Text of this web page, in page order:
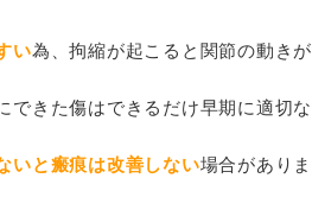
い為、拘縮が起こると関節の動き
きた傷はできるだけ早期に適切
いと瘢痕は改善しない場合があり